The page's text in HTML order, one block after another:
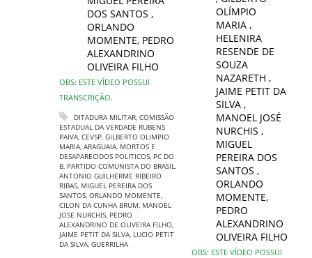
DOS SANTOS ,
ORLANDO
MOMENTE, PEDRO
ALEXANDRINO
OLIVEIRA FILHO
OBS: ESTE VÍDEO POSSUI
TRANSCRIÇÃO.
DITADURA MILITAR, COMISSÃO
ESTADUAL DA VERDADE RUBENS
PAIVA, CEVSP, GILBERTO OLIMPIO
MARIA, ARAGUAIA, MORTOS E
DESAPARECIDOS POLITICOS, PC DO
B, PARTIDO COMUNISTA DO BRASIL,
ANTONIO GUILHERME RIBEIRO
RIBAS, MIGUEL PEREIRA DOS
SANTOS, ORLANDO MOMENTE,
CILON DA CUNHA BRUM, MANOEL
JOSE NURCHIS, PEDRO
ALEXANDRINO DE OLIVEIRA FILHO,
JAIME PETIT DA SILVA, LUCIO PETIT
DA SILVA, GUERRILHA
OLÍMPIO
MARIA,
HELENIRA
RESENDE DE
SOUZA
NAZARETH,
JAIME PETIT DA
SILVA,
MANOEL JOSÉ
NURCHIS,
MIGUEL
PEREIRA DOS
SANTOS,
ORLANDO
MOMENTE,
PEDRO
ALEXANDRINO
OLIVEIRA FILHO
OBS: ESTE VÍDEO POSSUI